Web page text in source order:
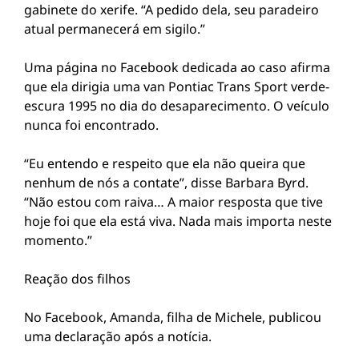
gabinete do xerife. “A pedido dela, seu paradeiro
atual permanecerá em sigilo.”
Uma página no Facebook dedicada ao caso afirma
que ela dirigia uma van Pontiac Trans Sport verde-
escura 1995 no dia do desaparecimento. O veículo
nunca foi encontrado.
“Eu entendo e respeito que ela não queira que
nenhum de nós a contate”, disse Barbara Byrd.
“Não estou com raiva… A maior resposta que tive
hoje foi que ela está viva. Nada mais importa neste
momento.”
Reação dos filhos
No Facebook, Amanda, filha de Michele, publicou
uma declaração após a notícia.